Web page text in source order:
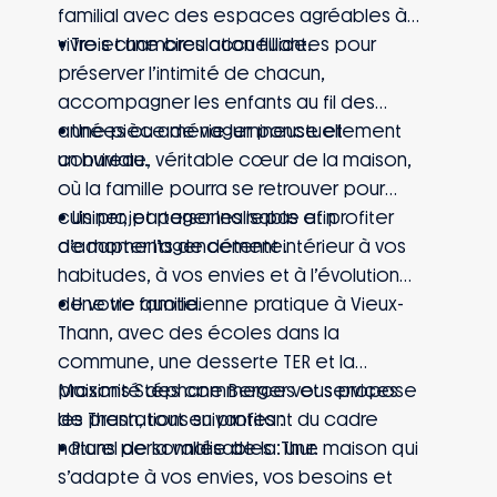
familial avec des espaces agréables à
vivre et une circulation fluide.
• Trois chambres accueillantes pour
préserver l’intimité de chacun,
accompagner les enfants au fil des
années ou aménager ponctuellement
un bureau.
• Une pièce de vie lumineuse et
conviviale, véritable cœur de la maison,
où la famille pourra se retrouver pour
cuisiner, partager les repas et profiter
de moments de détente.
• Un projet personnalisable afin
d’adapter l’agencement intérieur à vos
habitudes, à vos envies et à l’évolution
de votre famille.
• Une vie quotidienne pratique à Vieux-
Thann, avec des écoles dans la
commune, une desserte TER et la
proximité des commerces et services
de Thann, tout en profitant du cadre
naturel de la vallée de la Thur.
Maisons Stéphane Berger vous propose
les prestations suivantes :
• Plans personnalisables : une maison qui
s’adapte à vos envies, vos besoins et